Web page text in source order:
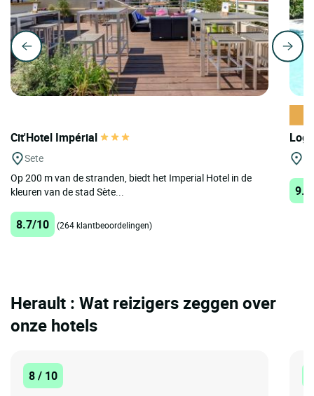
Cit'Hotel Impérial
Sete
Op 200 m van de stranden, biedt het Imperial Hotel in de
kleuren van de stad Sète...
8.7/10 (264 klantbeoordelingen)
Herault : Wat reizigers zeggen over
onze hotels
8 / 10